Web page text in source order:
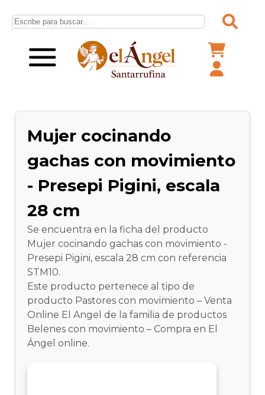
Mujer cocinando
gachas con movimiento
- Presepi Pigini, escala
28 cm
Se encuentra en la ficha del producto
Mujer cocinando gachas con movimiento -
Presepi Pigini, escala 28 cm con referencia
STM10.
Este producto pertenece al tipo de
producto Pastores con movimiento – Venta
Online El Angel de la familia de productos
Belenes con movimiento – Compra en El
Ángel online.